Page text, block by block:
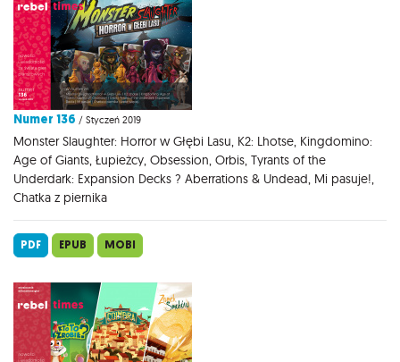
Numer 136 / Styczeń 2019
Monster Slaughter: Horror w Głębi Lasu, K2: Lhotse, Kingdomino:
Age of Giants, Łupieżcy, Obsession, Orbis, Tyrants of the
Underdark: Expansion Decks ? Aberrations & Undead, Mi pasuje!,
Chatka z piernika
PDF EPUB MOBI